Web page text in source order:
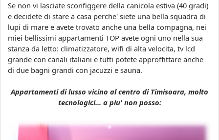
Se non vi lasciate sconfiggere della canicola estiva (40 gradi)
e decidete di stare a casa perche' siete una bella squadra di
lupi di mare e avete trovato anche una bella compagna, nei
miei bellissimi appartamenti TOP avete ogni uno nella sua
stanza da letto: climatizzatore, wifi di alta velocita, tv lcd
grande con canali italiani e tutti potete approffittare anche
di due bagni grandi con jacuzzi e sauna.
Appartamenti di lusso vicino al centro di Timisoara, molto
tecnologici... a piu' non posso: